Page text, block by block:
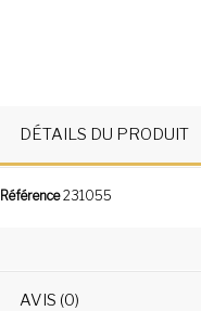
DÉTAILS DU PRODUIT
Référence 231055
AVIS (0)